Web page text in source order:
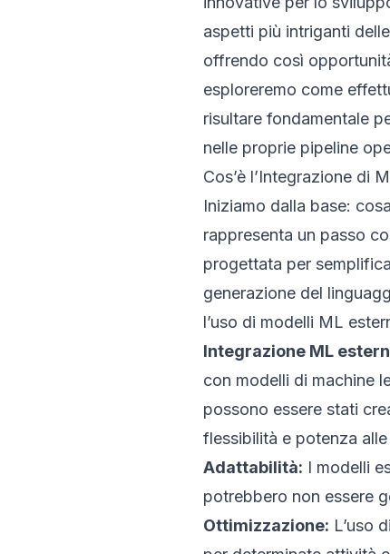
aspetti più intriganti
offrendo così
esploreremo come
risultare fondamentale
nelle proprie pipeline
Cos’è l’Integrazione di
Iniziamo dalla base:
rappresenta un passo
progettata per
generazione del
l’uso di modelli ML
Integrazione ML
con modelli di machine
possono essere stati
flessibilità e potenza
Adattabilità: I modelli
potrebbero non essere
Ottimizzazione: L’uso